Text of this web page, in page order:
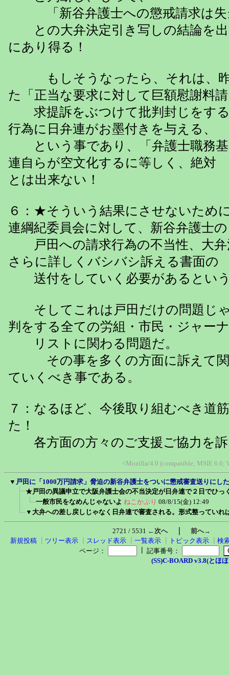
「新谷弁護士への懲戒請求は失
との大弁決定引き写しの結論を出
にあり得る！
もしそうなったら、それは、昨
た「正当な要求に対して巨額慰謝料請
求提訴をぶつけて批判封じをする
行為に日弁連がお墨付きを与える、
という事であり、「弁護士職務基
連自らが空文化するに等しく、絶
とは出来ない！
６：★そういう結果にさせないため
連綱紀委員会に対して、新谷弁護士の
戸田への請求行為の不当性、大弁
さらに詳しくバシバシ訴える書面の
送付をしていく必要があるとい
そしてこれは戸田だけの問題じ
判をする全ての労組・市民・ジャーナ
リストに関わる問題だ。
その事を多くの方面に訴えて関
ていくべき事である。
７：なるほど、今後取り組むべき道
た！
各方面の方々のご支援ご協力を訴
<Mozilla/4.0 (compatible; MSIE 6.0;
▼ 戸田に「1000万円請求」脅迫の新谷弁護士をついに懲戒審査送りにし
★戸田の異議申立で大阪弁護士会の不当決定が日弁連で２日でひっ
一般市民をなめんじゃないよ ねこかぶり 08/8/15(金) 12:49
▼大弁への差し戻しじゃなく日弁連で審査される。形式整っていれ
2721 / 5531 ←次へ｜ 前へ→
新規投稿
ツリー表示 スレッド表示 一覧表示 トピック表示
検
ページ：
記事番号：
(SS)C-BOARD v3.8(とほ